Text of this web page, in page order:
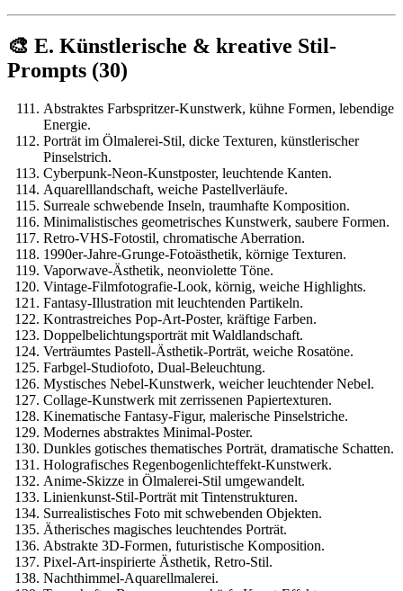
🎨 E. Künstlerische & kreative Stil-
Prompts (30)
Abstraktes Farbspritzer-Kunstwerk, kühne Formen, lebendige
Energie.
Porträt im Ölmalerei-Stil, dicke Texturen, künstlerischer
Pinselstrich.
Cyberpunk-Neon-Kunstposter, leuchtende Kanten.
Aquarelllandschaft, weiche Pastellverläufe.
Surreale schwebende Inseln, traumhafte Komposition.
Minimalistisches geometrisches Kunstwerk, saubere Formen.
Retro-VHS-Fotostil, chromatische Aberration.
1990er-Jahre-Grunge-Fotoästhetik, körnige Texturen.
Vaporwave-Ästhetik, neonviolette Töne.
Vintage-Filmfotografie-Look, körnig, weiche Highlights.
Fantasy-Illustration mit leuchtenden Partikeln.
Kontrastreiches Pop-Art-Poster, kräftige Farben.
Doppelbelichtungsporträt mit Waldlandschaft.
Verträumtes Pastell-Ästhetik-Porträt, weiche Rosatöne.
Farbgel-Studiofoto, Dual-Beleuchtung.
Mystisches Nebel-Kunstwerk, weicher leuchtender Nebel.
Collage-Kunstwerk mit zerrissenen Papiertexturen.
Kinematische Fantasy-Figur, malerische Pinselstriche.
Modernes abstraktes Minimal-Poster.
Dunkles gotisches thematisches Porträt, dramatische Schatten.
Holografisches Regenbogenlichteffekt-Kunstwerk.
Anime-Skizze in Ölmalerei-Stil umgewandelt.
Linienkunst-Stil-Porträt mit Tintenstrukturen.
Surrealistisches Foto mit schwebenden Objekten.
Ätherisches magisches leuchtendes Porträt.
Abstrakte 3D-Formen, futuristische Komposition.
Pixel-Art-inspirierte Ästhetik, Retro-Stil.
Nachthimmel-Aquarellmalerei.